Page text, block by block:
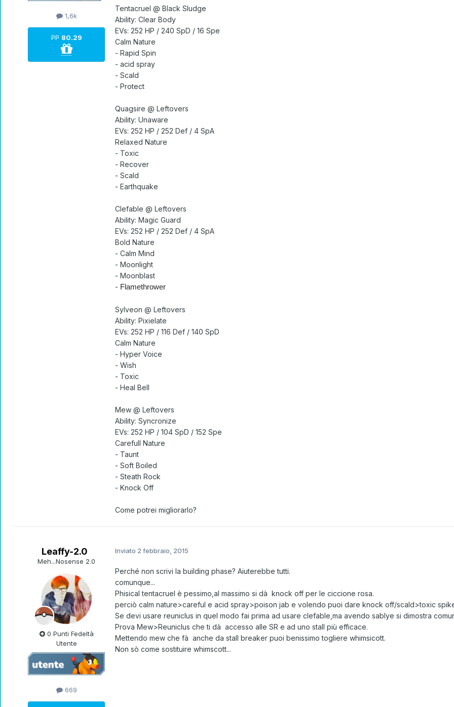
1,6k
PP 80.29
Tentacruel @ Black Sludge
Ability: Clear Body
EVs: 252 HP / 240 SpD / 16 Spe
Calm Nature
- Rapid Spin
- acid spray
- Scald
- Protect
Quagsire @ Leftovers
Ability: Unaware
EVs: 252 HP / 252 Def / 4 SpA
Relaxed Nature
- Toxic
- Recover
- Scald
- Earthquake
Clefable @ Leftovers
Ability: Magic Guard
EVs: 252 HP / 252 Def / 4 SpA
Bold Nature
- Calm Mind
- Moonlight
- Moonblast
- Flamethrower
Sylveon @ Leftovers
Ability: Pixielate
EVs: 252 HP / 116 Def / 140 SpD
Calm Nature
- Hyper Voice
- Wish
- Toxic
- Heal Bell
Mew @ Leftovers
Ability: Syncronize
EVs: 252 HP / 104 SpD / 152 Spe
Carefull Nature
- Taunt
- Soft Boiled
- Steath Rock
- Knock Off
Come potrei migliorarlo?
Leaffy-2.0
Meh...Nosense 2.0
0 Punti Fedeltà
Utente
669
Inviato 2 febbraio, 2015
Perché non scrivi la building phase? Aiuterebbe tutti.
comunque...
Phisical tentacruel è pessimo,al massimo si dà knock off per le ciccione rosa.
perciò calm nature>careful e acid spray>poison jab e volendo puoi dare knock off/scald>toxic
Se devi usare reuniclus in quel modo fai prima ad usare clefable,ma avendo sablye si dimostra
Prova Mew>Reuniclus che ti dà accesso alle SR e ad uno stall più efficace.
Mettendo mew che fà anche da stall breaker puoi benissimo togliere whimsicott.
Non sò come sostituire whimscott...